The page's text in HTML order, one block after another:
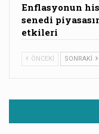
Enflasyonun
senedi
etkileri
ÖNCEKI SONRAKI